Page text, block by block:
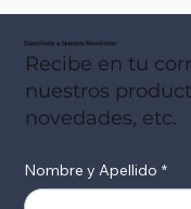
Suscribete a Nuestro Newsletter
Recibe en tu
nuestros
novedades, etc.
Nombre y Apellido *